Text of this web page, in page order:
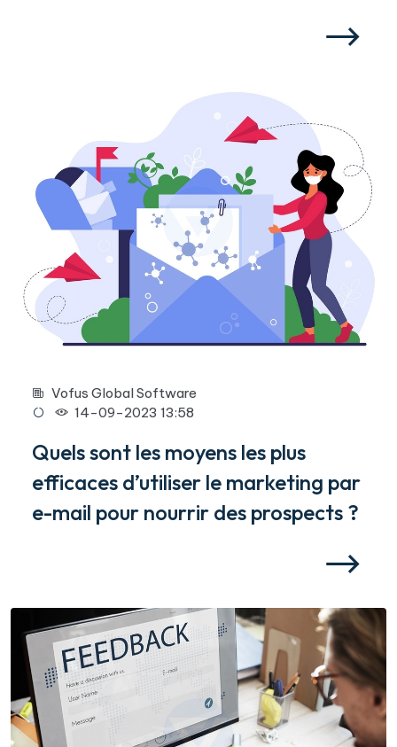
Vofus Global Software
14-09-2023 13:58
Quels sont les moyens les plus
efficaces d’utiliser le marketing par
e-mail pour nourrir des prospects ?